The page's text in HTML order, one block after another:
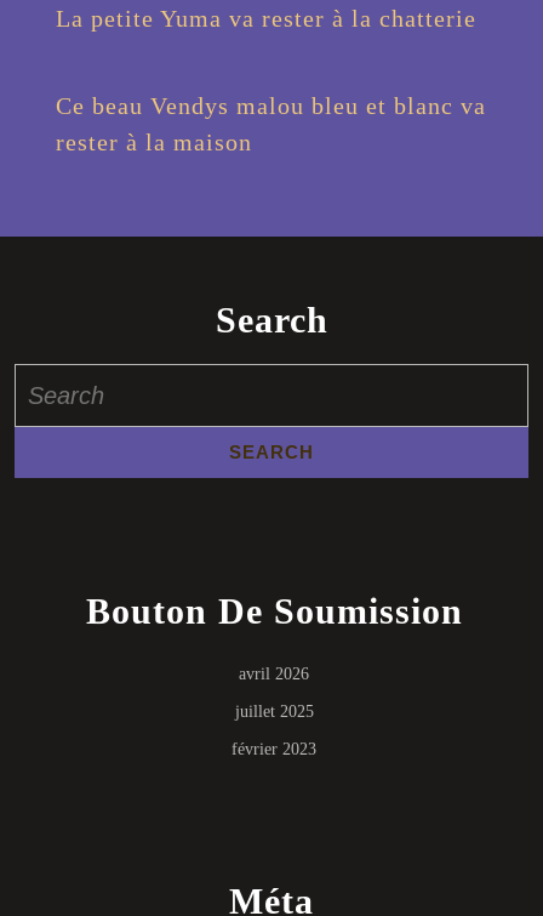
La petite Yuma va rester à la chatterie
Ce beau Vendys malou bleu et blanc va
rester à la maison
Search
for:
Bouton De Soumission
avril 2026
juillet 2025
février 2023
Méta